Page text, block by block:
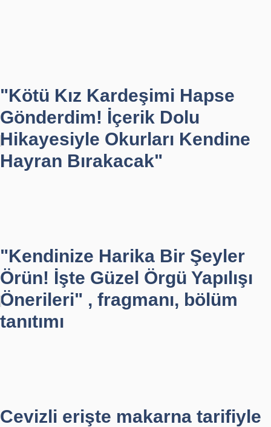
"Kötü Kız Kardeşimi Hapse
Gönderdim! İçerik Dolu
Hikayesiyle Okurları Kendine
Hayran Bırakacak"
"Kendinize Harika Bir Şeyler
Örün! İşte Güzel Örgü Yapılışı
Önerileri" , fragmanı, bölüm
tanıtımı
Cevizli erişte makarna tarifiyle